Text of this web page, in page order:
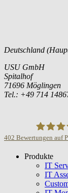
Deutschland
USU GmbH
Spitalhof
71696 Möglingen
Tel.: +49 714
USU
402 Bewertungen auf
Produkte
IT
IT